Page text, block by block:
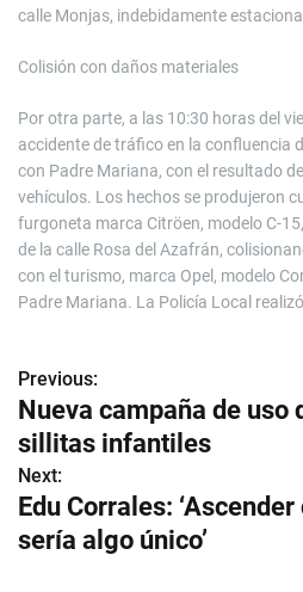
calle Monjas, indebidamente
Colisión con daños materiales
Por otra parte, a las 10:30 horas del
accidente de tráfico en la confluencia
con Padre Mariana, con el resultado
vehículos. Los hechos se produjeron
furgoneta marca Citröen, modelo C-
de la calle Rosa del Azafrán,
con el turismo, marca Opel, modelo
Padre Mariana. La Policía Local
N
a
v
e
Previous:
Nueva campaña de uso
sillitas infantiles
Next:
Edu Corrales:
sería algo único’